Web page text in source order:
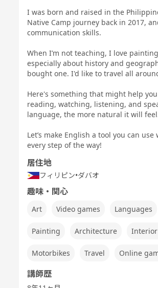
スピーキング
テスト対策
中高生英会話
TOEIC®L&R
TEST 600点
対策（新形
TOEIC®L&R
TEST 800点
対策（新形
発音トレーニ
ング 発展 - ア
メリカ英語 -
発音トレーニ
ング 実践 - ア
メリカ英語 -
実践発音 旅
キッズ - 基本
のえいご
キッズ - 絵本
のえいご
キッズ - ゲー
ムでえいご
ッ
話 実践
I was born and raised in the
Native Camp journey back in 2017,
communication skills.
When I’m not teaching, I love
especially about history and
bought one. I'd like to travel all
Here's something that might help
reading, watching, listening, and
language, the more natural it will
Let’s make English a tool you can
every step of the way!
居住地
フィリピン•ダバオ
趣味・関心
Art Video games Languages
Painting Architecture
Motorbikes Travel Online
講師歴